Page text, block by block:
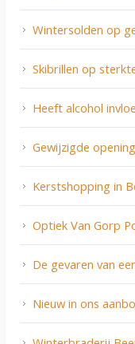
Wintersolden op
Skibrillen op
Heeft alcohol
Gewijzigde
Kerstshopping in
Optiek Van Gorp
De gevaren van
Nieuw in ons